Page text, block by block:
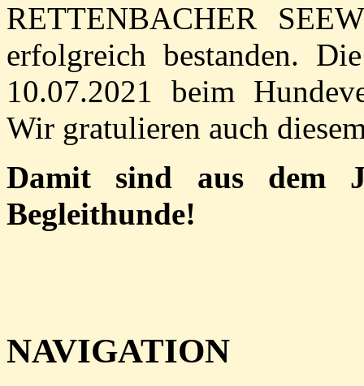
RETTENBACHER
erfolgreich bestanden.
10.07.2021 beim
Wir gratulieren auch
Damit sind aus dem
Begleithunde!
NAVIGATION